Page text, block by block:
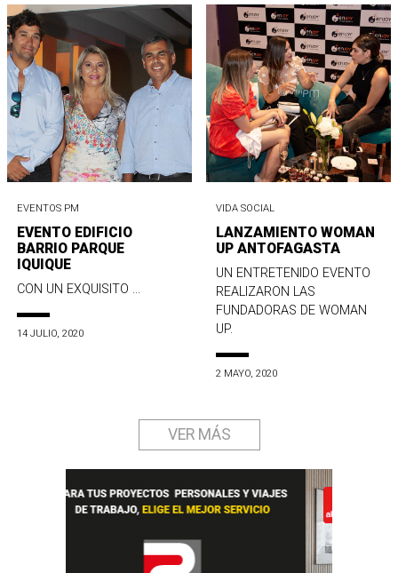
EVENTOS PM
EVENTO EDIFICIO
BARRIO PARQUE
IQUIQUE
CON UN EXQUISITO ...
14 JULIO, 2020
VIDA SOCIAL
LANZAMIENTO WOMAN
UP ANTOFAGASTA
UN ENTRETENIDO EVENTO
REALIZARON LAS
FUNDADORAS DE WOMAN
UP.
2 MAYO, 2020
VER MÁS